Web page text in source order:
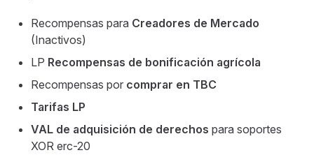
Recompensas para Creadores de Mercado
(Inactivos)
LP Recompensas de bonificación agrícola
Recompensas por comprar en TBC
Tarifas LP
VAL de adquisición de derechos para soportes
XOR erc-20